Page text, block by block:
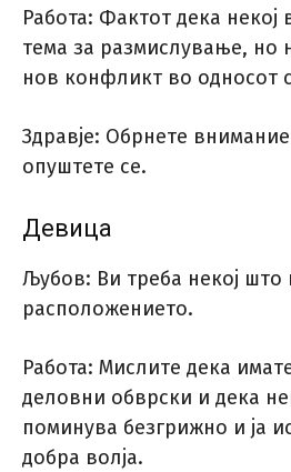
Работа: Фактот дека некој
тема за размислување, но
нов конфликт во односот
Здравје: Обрнете
опуштете се.
Девица
Љубов: Ви треба некој што
расположението.
Работа: Мислите дека
деловни обврски и дека
поминува безгрижно и ја
добра волја.